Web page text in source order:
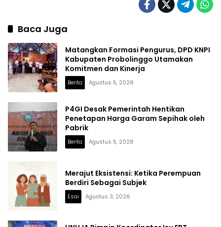
Baca Juga
Matangkan Formasi Pengurus, DPD KNPI
Kabupaten Probolinggo Utamakan
Komitmen dan Kinerja
Berita Agustus 5, 2026
P4GI Desak Pemerintah Hentikan
Penetapan Harga Garam Sepihak oleh
Pabrik
Berita Agustus 5, 2026
Merajut Eksistensi: Ketika Perempuan
Berdiri Sebagai Subjek
Esai Agustus 3, 2026